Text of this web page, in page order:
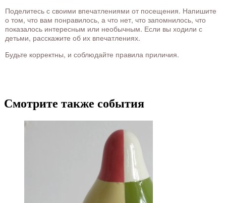
Поделитесь с своими впечатлениями от посещения. Напишите
о том, что вам понравилось, а что нет, что запомнилось, что
показалось интересным или необычным. Если вы ходили с
детьми, расскажите об их впечатлениях.
Будьте корректны, и соблюдайте правила приличия.
Смотрите также события